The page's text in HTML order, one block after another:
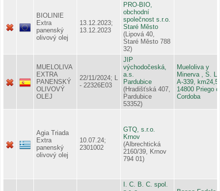
BIOLINIE
Extra
panenský
olivový olej
13.12.2023;
13.12.2023
PRO-BIO,
obchodní
společnost s.r.o.
Staré Město
(Lipová 40,
Staré Město 788
32)
MUELOLIVA
EXTRA
PANENSKÝ
OLIVOVÝ
OLEJ
22/11/2024; L
- 22326E03
JIP
východočeská,
a.s.
Pardubice
(Hradišťská 407,
Pardubice
53352)
Mueloliva y
Minerva , S.
A-339, km24,5,
14800 Priego
Cordoba
Agia Triada
Extra
panenský
olivový olej
10.07.24;
2301002
GTQ, s.r.o.
Krnov
(Albrechtická
2160/39, Krnov
794 01)
I. C. B. C. spol.